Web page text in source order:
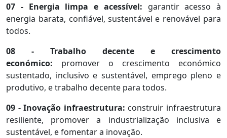
07 - Energia limpa e acessível: garantir acesso à
energia barata, confiável, sustentável e renovável para
todos.
08 - Trabalho decente e crescimento
económico: promover o crescimento económico
sustentado, inclusivo e sustentável, emprego pleno e
produtivo, e trabalho decente para todos.
09 - Inovação infraestrutura: construir infraestrutura
resiliente, promover a industrialização inclusiva e
sustentável, e fomentar a inovação.